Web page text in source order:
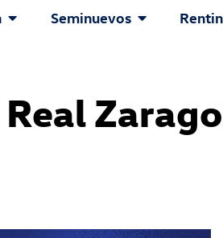
Seminuevos